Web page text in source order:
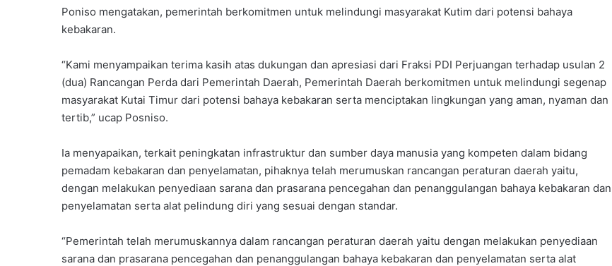
Poniso mengatakan, pemerintah berkomitmen untuk melindungi masyarakat Kutim dari potensi bahaya
kebakaran.
“Kami menyampaikan terima kasih atas dukungan dan apresiasi dari Fraksi PDI Perjuangan terhadap usulan 2
(dua) Rancangan Perda dari Pemerintah Daerah, Pemerintah Daerah berkomitmen untuk melindungi segenap
masyarakat Kutai Timur dari potensi bahaya kebakaran serta menciptakan lingkungan yang aman, nyaman dan
tertib,” ucap Posniso.
Ia menyapaikan, terkait peningkatan infrastruktur dan sumber daya manusia yang kompeten dalam bidang
pemadam kebakaran dan penyelamatan, pihaknya telah merumuskan rancangan peraturan daerah yaitu,
dengan melakukan penyediaan sarana dan prasarana pencegahan dan penanggulangan bahaya kebakaran dan
penyelamatan serta alat pelindung diri yang sesuai dengan standar.
“Pemerintah telah merumuskannya dalam rancangan peraturan daerah yaitu dengan melakukan penyediaan
sarana dan prasarana pencegahan dan penanggulangan bahaya kebakaran dan penyelamatan serta alat